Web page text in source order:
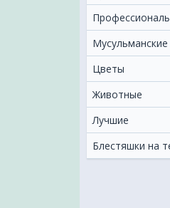
Мусульманские
Цветы
Животные
Лучшие
Блестяшки на